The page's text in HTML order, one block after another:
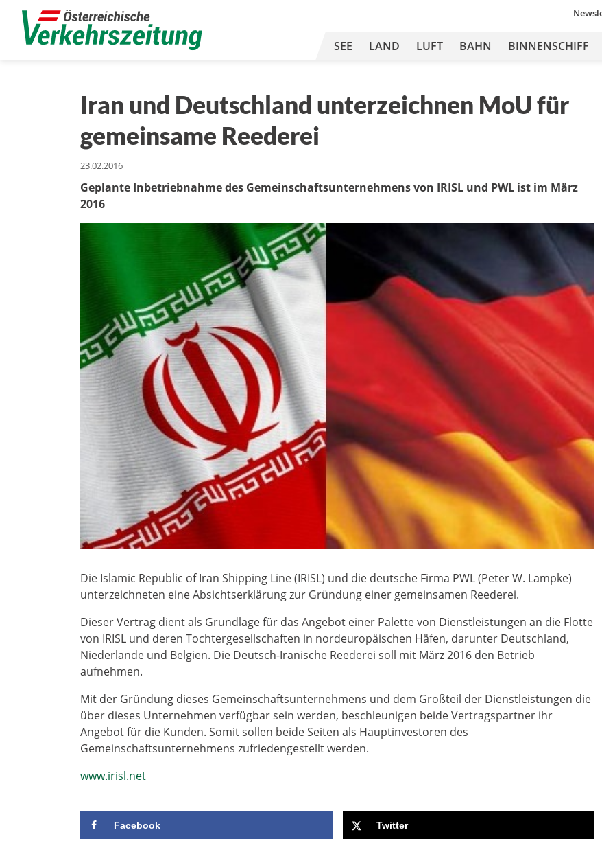
SEE LAND LUFT BAHN BINNENSCHIFF
Iran und Deutschland unterzeichnen MoU für
gemeinsame Reederei
23.02.2016
Geplante Inbetriebnahme des Gemeinschaftsunternehmens von IRISL und PWL ist im März
2016
Die Islamic Republic of Iran Shipping Line (IRISL) und die deutsche Firma PWL (Peter W. Lampke)
unterzeichneten eine Absichtserklärung zur Gründung einer gemeinsamen Reederei.
Dieser Vertrag dient als Grundlage für das Angebot einer Palette von Dienstleistungen an die Flotte
von IRISL und deren Tochtergesellschaften in nordeuropäischen Häfen, darunter Deutschland,
Niederlande und Belgien. Die Deutsch-Iranische Reederei soll mit März 2016 den Betrieb
aufnehmen.
Mit der Gründung dieses Gemeinschaftsunternehmens und dem Großteil der Dienstleistungen die
über dieses Unternehmen verfügbar sein werden, beschleunigen beide Vertragspartner ihr
Angebot für die Kunden. Somit sollen beide Seiten als Hauptinvestoren des
Gemeinschaftsunternehmens zufriedengestellt werden.
www.irisl.net
Facebook Twitter